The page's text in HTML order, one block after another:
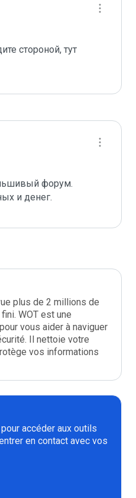
стороной, тут
форум.
и денег.
plus de 2 millions de
WOT est une
vous aider à naviguer
Il nettoie votre
vos informations
accéder aux outils
en contact avec vos